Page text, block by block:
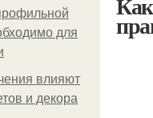
для
влияют
и декора